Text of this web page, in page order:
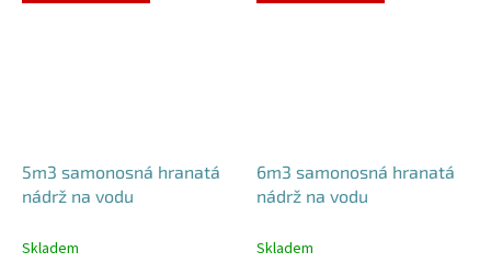
NA... PŘÁNÍ...
5m3 samonosná hranatá
nádrž na vodu
Skladem
6m3 samonosná hranatá
nádrž na vodu
Skladem